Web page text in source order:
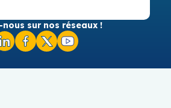
nous sur nos réseaux !